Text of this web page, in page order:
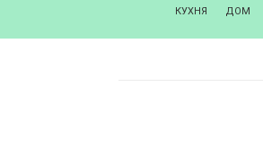
КАК КУПИТЬ
КУХНЯ ДОМ